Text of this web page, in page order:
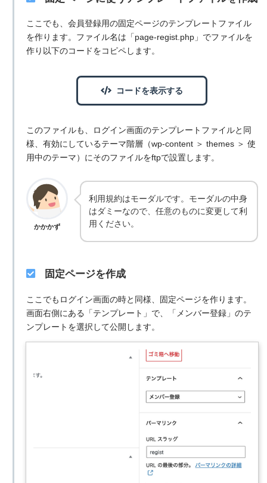
ここでも、会員登録用の固定ページのテンプレートファイル
を作ります。ファイル名は「page-regist.php」でファイルを
作り以下のコードをコピペします。
コードを表示する
このファイルも、ログイン画面のテンプレートファイルと同
様、有効にしているテーマ階層（wp-content ＞ themes ＞ 使
用中のテーマ）にそのファイルをftpで設置します。
かかかず
利用規約はモーダルです。モーダルの中身
はダミーなので、任意のものに変更して利
用ください。
固定ページを作成
ここでもログイン画面の時と同様、固定ページを作ります。
画面右側にある「テンプレート」で、「メンバー登録」のテ
ンプレートを選択して公開します。